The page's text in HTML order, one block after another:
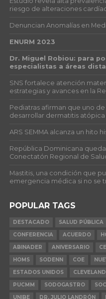
riesgo de alteraciones
Denuncian Anomalías en
ENURM 2023
Dr. Miguel Robiou: para
especialistas a áreas
SNS fortalece atención
estrategias y avances en la
Pediatras afirman que uno
desarrollar dermatitis atópica
ARS SEMMA alcanza un hito
República Dominicana
Conectatón Regional de
Mastitis, una condición que
emergencia médica si no se
POPULAR TAGS
DESTACADO SALUD PÚBLICA
CONFERENCIA
ACUERDO
ABINADER
ANIVERSARIO
HOMS
SODENN COE
ESTADOS UNIDOS
PUCMM
SODOGASTRO
UNIBE
DR. JULIO LANDRÓN